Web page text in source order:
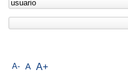
A- A A+